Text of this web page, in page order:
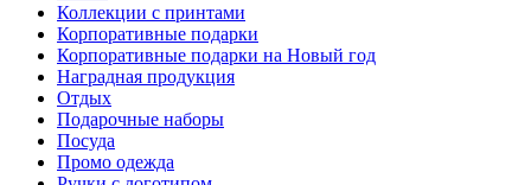
Коллекции с принтами
Корпоративные подарки
Корпоративные подарки на Новый год
Наградная продукция
Отдых
Подарочные наборы
Посуда
Промо одежда